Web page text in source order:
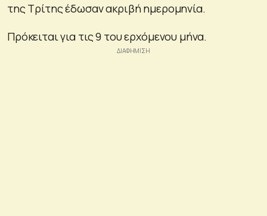
της Τρίτης έδωσαν ακριβή ημερομηνία.
Πρόκειται για τις 9 του ερχόμενου μήνα.